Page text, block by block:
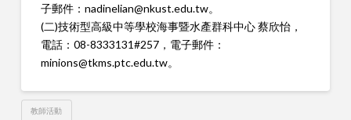
子郵件：nadinelian@nkust.edu.tw。
(二)技術型高級中等學校海事暨水產群科中心 蔡欣怡，
電話：08-8333131#257，電子郵件：
minions@tkms.ptc.edu.tw。
教師活動